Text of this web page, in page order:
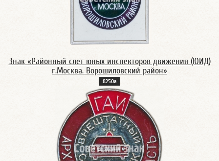
Знак «Районный слет юных инспекторов движения (ЮИД)
г.Москва. Ворошиловский район»
8250а